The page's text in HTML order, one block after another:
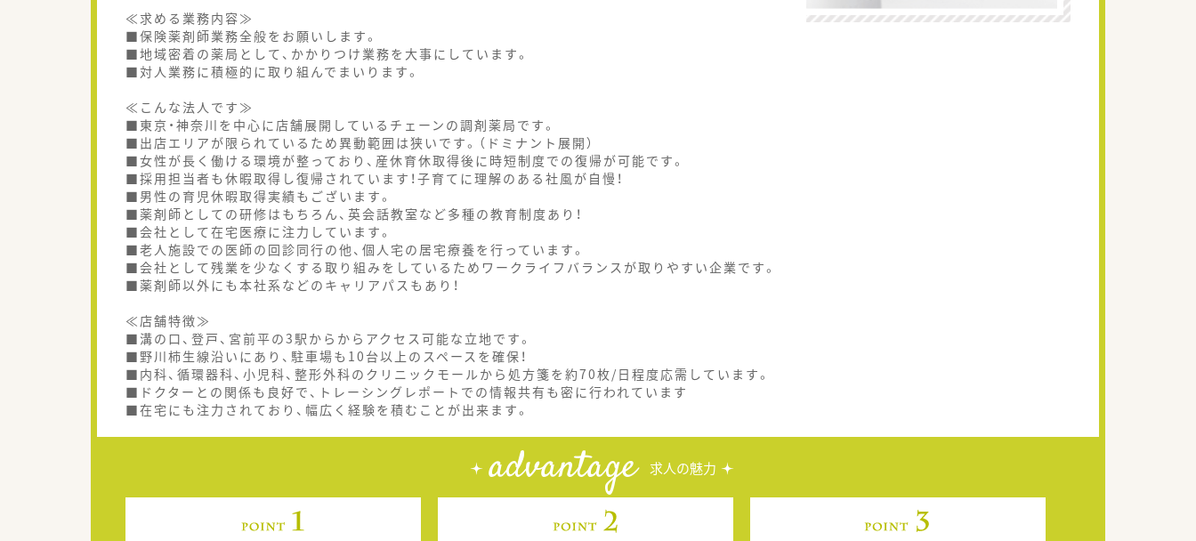
≪求める業務内容≫
■保険薬剤師業務全般をお願いします。
■地域密着の薬局として、かかりつけ業務を大事にしています。
■対人業務に積極的に取り組んでまいります。
≪こんな法人です≫
■東京・神奈川を中心に店舗展開しているチェーンの調剤薬局です。
■出店エリアが限られているため異動範囲は狭いです。（ドミナント展開）
■女性が長く働ける環境が整っており、産休育休取得後に時短制度での復帰が可能です。
■採用担当者も休暇取得し復帰されています！子育てに理解のある社風が自慢！
■男性の育児休暇取得実績もございます。
■薬剤師としての研修はもちろん、英会話教室など多種の教育制度あり！
■会社として在宅医療に注力しています。
■老人施設での医師の回診同行の他、個人宅の居宅療養を行っています。
■会社として残業を少なくする取り組みをしているためワークライフバランスが取りやすい企業です。
■薬剤師以外にも本社系などのキャリアパスもあり！
≪店舗特徴≫
■溝の口、登戸、宮前平の3駅からからアクセス可能な立地です。
■野川柿生線沿いにあり、駐車場も10台以上のスペースを確保！
■内科、循環器科、小児科、整形外科のクリニックモールから処方箋を約70枚/日程度応需しています。
■ドクターとの関係も良好で、トレーシングレポートでの情報共有も密に行われています
■在宅にも注力されており、幅広く経験を積むことが出来ます。
advantage 求人の魅力